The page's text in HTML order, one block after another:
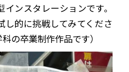
ンスタレーションです。
し的に挑戦してみてくださ
の卒業制作作品です）